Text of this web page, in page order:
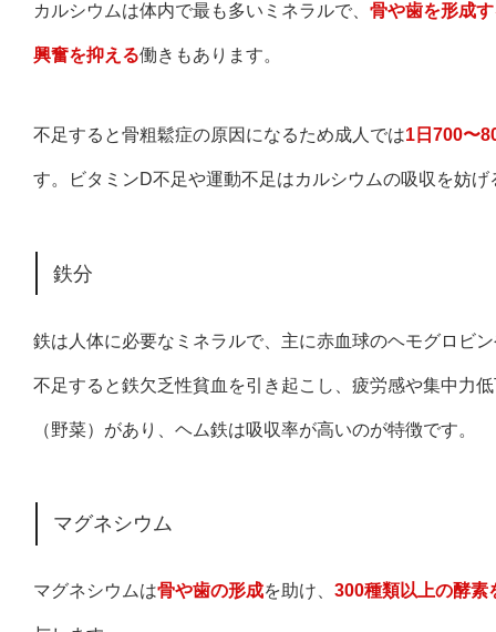
カルシウムは体内で最も多いミネラルで、 骨や歯を形成
興奮を抑える働きもあります。
不足すると骨粗鬆症の原因になるため成人では1日700〜
す。ビタミンD不足や運動不足はカルシウムの吸収を妨
鉄分
鉄は人体に必要なミネラルで、主に赤血球のヘモグロビ
不足すると鉄欠乏性貧血を引き起こし、疲労感や集中力
（野菜）があり、ヘム鉄は吸収率が高いのが特徴です。
マグネシウム
マグネシウムは骨や歯の形成を助け、 300種類以上の酵素